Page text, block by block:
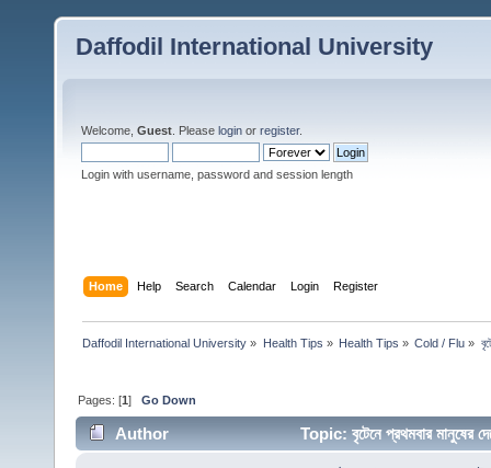
Daffodil International University
Welcome, Guest . Please login or register.
Login with username, password and session length
Home Help Search Calendar Login Register
Daffodil International University » Health Tips » Health Tips » Cold / Flu »
Pages: [1]Go Down
Author Topic: বৃটেনে প্রথমবার